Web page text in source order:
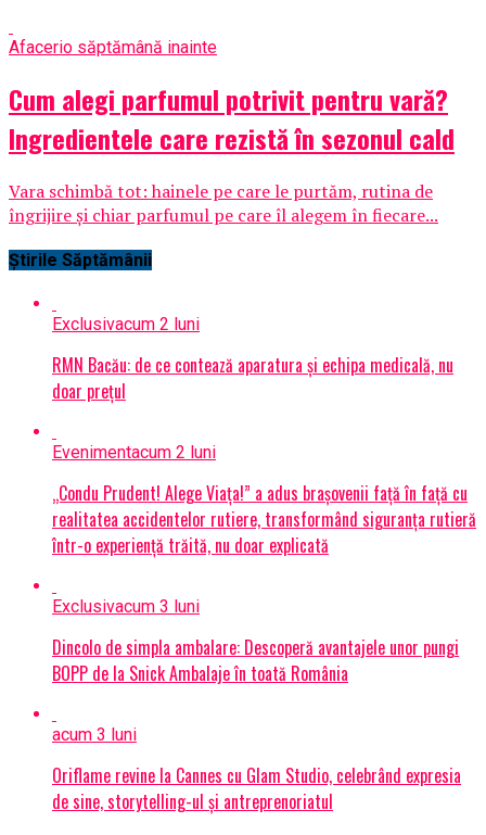
Afacerio săptămână inainte
Cum alegi parfumul potrivit pentru vară?
Ingredientele care rezistă în sezonul cald
Vara schimbă tot: hainele pe care le purtăm, rutina de
îngrijire și chiar parfumul pe care îl alegem în fiecare...
Știrile Săptămânii
Exclusivacum 2 luni
RMN Bacău: de ce contează aparatura și echipa medicală, nu
doar prețul
Evenimentacum 2 luni
„Condu Prudent! Alege Viața!” a adus brașovenii față în față cu
realitatea accidentelor rutiere, transformând siguranța rutieră
într-o experiență trăită, nu doar explicată
Exclusivacum 3 luni
Dincolo de simpla ambalare: Descoperă avantajele unor pungi
BOPP de la Snick Ambalaje în toată România
acum 3 luni
Oriflame revine la Cannes cu Glam Studio, celebrând expresia
de sine, storytelling-ul și antreprenoriatul